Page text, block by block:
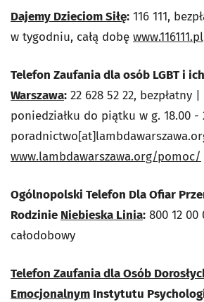
Dajemy Dzieciom Siłę: 116 111,
w tygodniu, całą dobę www.116111.pl
Telefon Zaufania dla osób LGBT i
Warszawa: 22 628 52 22, bezpłatny
poniedziałku do piątku w g. 18.00 -
www.lambdawarszawa.org/pomoc/
Ogólnopolski Telefon Dla Ofiar
Rodzinie Niebieska Linia: 800 12 00
całodobowy
Telefon Zaufania dla Osób
Emocjonalnym Instytutu